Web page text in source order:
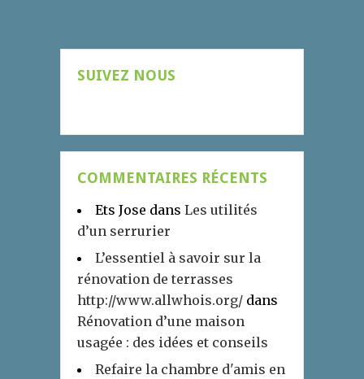
SUIVEZ NOUS
COMMENTAIRES RÉCENTS
Ets Jose dans Les utilités
d’un serrurier
L’essentiel à savoir sur la
rénovation de terrasses
http://www.allwhois.org/ dans
Rénovation d’une maison
usagée : des idées et conseils
Refaire la chambre d'amis en